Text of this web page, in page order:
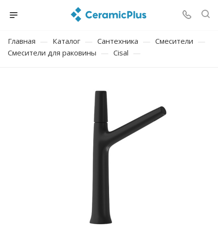
Главная — Каталог — Сантехника — Смесители —
Смесители для раковины — Cisal —